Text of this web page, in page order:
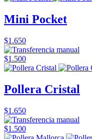
Mini Pocket
$1.650
$1.500
Pollera Cristal
$1.650
$1.500